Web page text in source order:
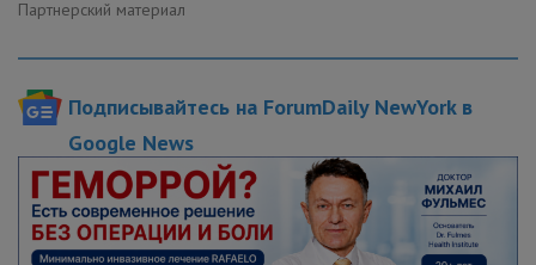
ОБРАЗОВАНИЕ
ПОЛЕЗНЫЕ СОВЕТЫ
Партнерский материал
Подписывайтесь на ForumDaily NewYork в
Google News